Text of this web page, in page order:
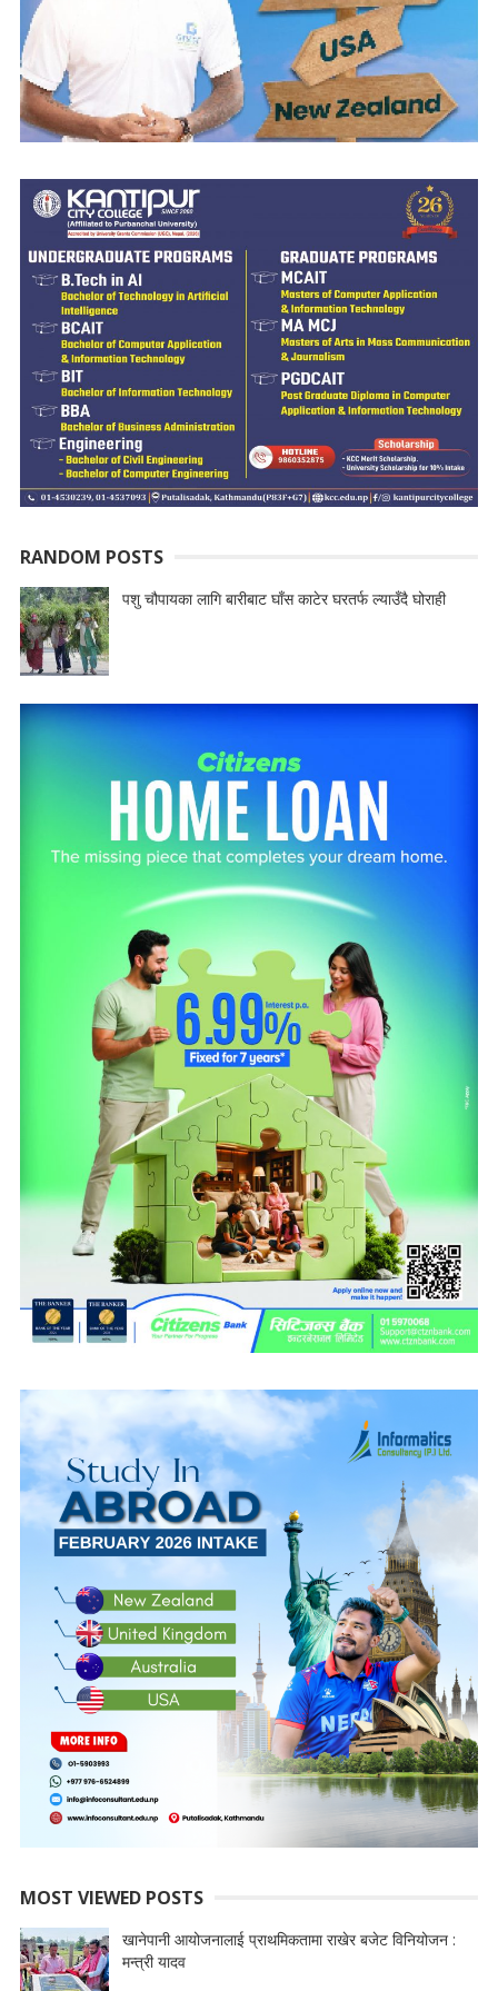
RANDOM POSTS
पशु चौपायका लागि बारीबाट घाँस काटेर घरतर्फ ल्याउँदै घोराही
MOST VIEWED POSTS
खानेपानी आयोजनालाई प्राथमिकतामा राखेर बजेट विनियोजन :
मन्त्री यादव